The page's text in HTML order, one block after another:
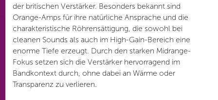
der britischen Verstärker. Besonders bekannt sind
Orange-Amps für ihre natürliche Ansprache und die
charakteristische Röhrensättigung, die sowohl bei
cleanen Sounds als auch im High-Gain-Bereich eine
enorme Tiefe erzeugt. Durch den starken Midrange-
Fokus setzen sich die Verstärker hervorragend im
Bandkontext durch, ohne dabei an Wärme oder
Transparenz zu verlieren.